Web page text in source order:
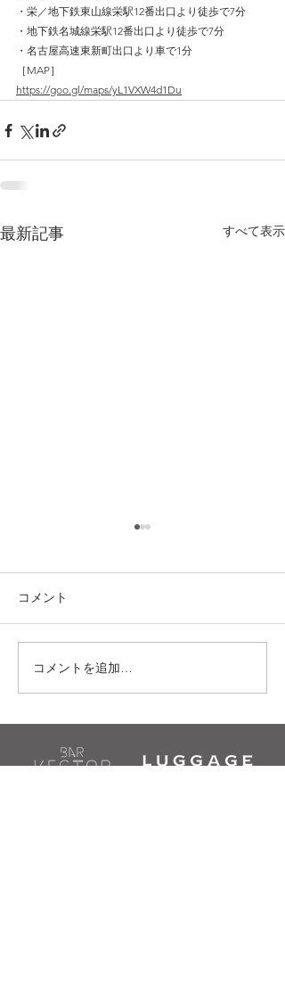
・栄／地下鉄東山線栄駅12番出口より徒歩で7分
・地下鉄名城線栄駅12番出口より徒歩で7分
・名古屋高速東新町出口より車で1分
［MAP］
https://goo.gl/maps/yL1VXW4d1Du
最新記事 すべて表示
9/29(土)｜“Enter The In-We” vol.1
コメント
コメントを追加…